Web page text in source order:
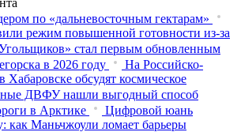
по «дальневосточным гектарам»
режим повышенной готовности из‑за
стал первым обновленным
в 2026 году
На Российско-
обсудят космическое
ДВФУ нашли выгодный способ
в Арктике
Цифровой юань
как Маньчжоули ломает барьеры